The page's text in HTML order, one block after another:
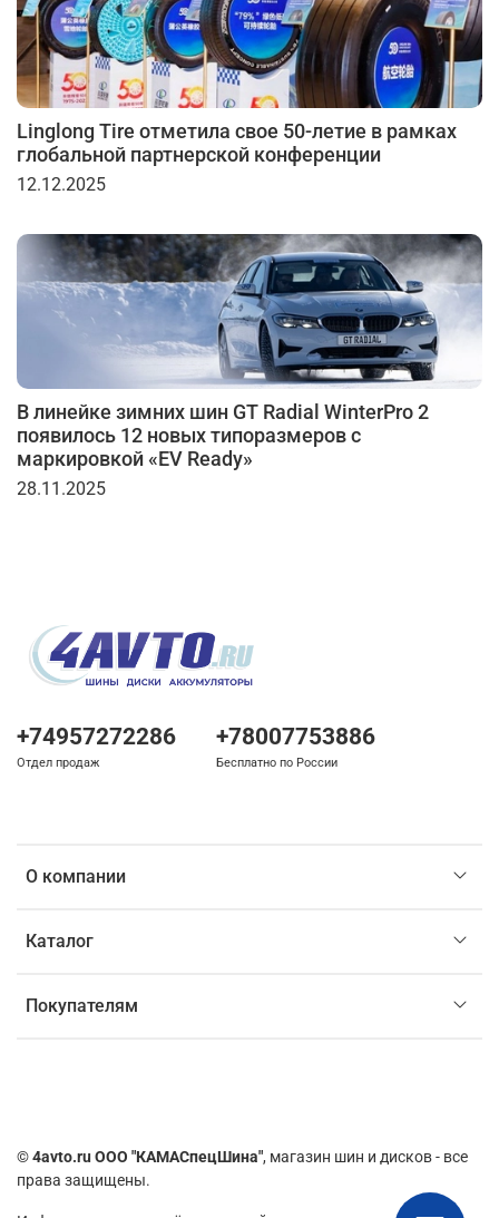
Linglong Tire отметила свое 50-летие в рамках
глобальной партнерской конференции
12.12.2025
В линейке зимних шин GT Radial WinterPro 2
появилось 12 новых типоразмеров с
маркировкой «EV Ready»
28.11.2025
О компании
Каталог
Покупателям
+74957272286
Отдел продаж
+78007753886
Бесплатно по России
©4avto.ru ООО "КАМАСпецШина", магазин шин и дисков - все
права защищены.